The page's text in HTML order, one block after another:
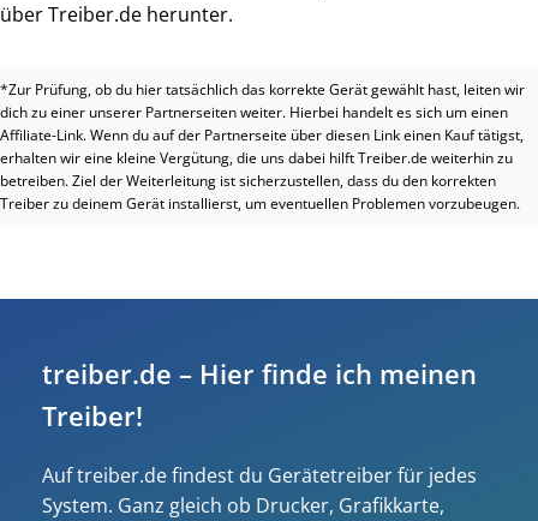
über Treiber.de herunter.
*Zur Prüfung, ob du hier tatsächlich das korrekte Gerät gewählt hast, leiten wir
dich zu einer unserer Partnerseiten weiter. Hierbei handelt es sich um einen
Affiliate-Link. Wenn du auf der Partnerseite über diesen Link einen Kauf tätigst,
erhalten wir eine kleine Vergütung, die uns dabei hilft Treiber.de weiterhin zu
betreiben. Ziel der Weiterleitung ist sicherzustellen, dass du den korrekten
Treiber zu deinem Gerät installierst, um eventuellen Problemen vorzubeugen.
treiber.de – Hier finde ich meinen
Treiber!
Auf treiber.de findest du Gerätetreiber für jedes
System. Ganz gleich ob Drucker, Grafikkarte,